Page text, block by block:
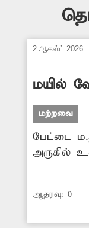
2 ஆகஸ்ட் 2026
மயில்
மற்றவை
பேட்டை
அருகில்
மயில்கள்
இவை
மரங்களில்
ஆதரவு: 0